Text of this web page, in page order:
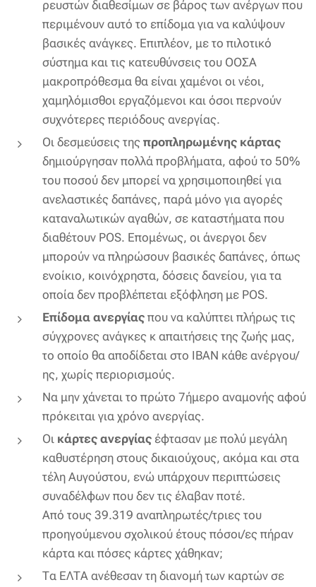
ρευστών διαθεσίμων σε βάρος των ανέργων που
περιμένουν αυτό το επίδομα για να καλύψουν
βασικές ανάγκες. Επιπλέον, με το πιλοτικό
σύστημα και τις κατευθύνσεις του ΟΟΣΑ
μακροπρόθεσμα θα είναι χαμένοι οι νέοι,
χαμηλόμισθοι εργαζόμενοι και όσοι περνούν
συχνότερες περιόδους ανεργίας.
Οι δεσμεύσεις της προπληρωμένης κάρτας
δημιούργησαν πολλά προβλήματα, αφού το 50%
του ποσού δεν μπορεί να χρησιμοποιηθεί για
ανελαστικές δαπάνες, παρά μόνο για αγορές
καταναλωτικών αγαθών, σε καταστήματα που
διαθέτουν POS. Επομένως, οι άνεργοι δεν
μπορούν να πληρώσουν βασικές δαπάνες, όπως
ενοίκιο, κοινόχρηστα, δόσεις δανείου, για τα
οποία δεν προβλέπεται εξόφληση με POS.
Επίδομα ανεργίας που να καλύπτει πλήρως τις
σύγχρονες ανάγκες κ απαιτήσεις της ζωής μας,
το οποίο θα αποδίδεται στο ΙΒΑΝ κάθε ανέργου/
ης, χωρίς περιορισμούς.
Να μην χάνεται το πρώτο 7ήμερο αναμονής αφού
πρόκειται για χρόνο ανεργίας.
Οι κάρτες ανεργίας έφτασαν με πολύ μεγάλη
καθυστέρηση στους δικαιούχους, ακόμα και στα
τέλη Αυγούστου, ενώ υπάρχουν περιπτώσεις
συναδέλφων που δεν τις έλαβαν ποτέ.
Από τους 39.319 αναπληρωτές/τριες του
προηγούμενου σχολικού έτους πόσοι/ες πήραν
κάρτα και πόσες κάρτες χάθηκαν;
Τα ΕΛΤΑ ανέθεσαν τη διανομή των καρτών σε